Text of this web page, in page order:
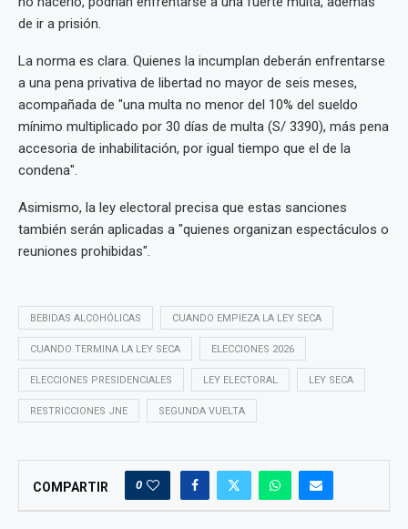
de ir a prisión.
La norma es clara. Quienes la incumplan deberán enfrentarse
a una pena privativa de libertad no mayor de seis meses,
acompañada de "una multa no menor del 10% del sueldo
mínimo multiplicado por 30 días de multa (S/ 3390), más pena
accesoria de inhabilitación, por igual tiempo que el de la
condena".
Asimismo, la ley electoral precisa que estas sanciones
también serán aplicadas a "quienes organizan espectáculos o
reuniones prohibidas".
BEBIDAS ALCOHÓLICAS CUANDO EMPIEZA LA LEY SECA
CUANDO TERMINA LA LEY SECA ELECCIONES 2026
ELECCIONES PRESIDENCIALES LEY ELECTORAL LEY SECA
RESTRICCIONES JNE SEGUNDA VUELTA
COMPARTIR 0